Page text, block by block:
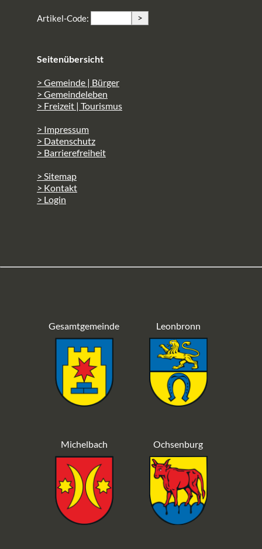
Artikel-Code: >
Seitenübersicht
> Gemeinde | Bürger
> Gemeindeleben
> Freizeit | Tourismus
> Impressum
> Datenschutz
> Barrierefreiheit
> Sitemap
> Kontakt
> Login
Gesamtgemeinde Leonbronn
Michelbach Ochsenburg